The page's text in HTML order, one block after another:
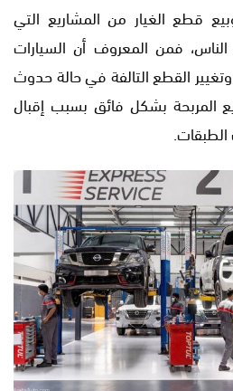
قطع الغيار من المشاريع التي
فمن المعروف أن السيارات
القطع التالفة في حالة حدوث
المربحة بشكل فائق بسبب إقبال
الطبقات.